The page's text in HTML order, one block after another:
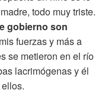
todo muy triste.
gobierno son
fuerzas y más a
se metieron en el río
lacrimógenas y él